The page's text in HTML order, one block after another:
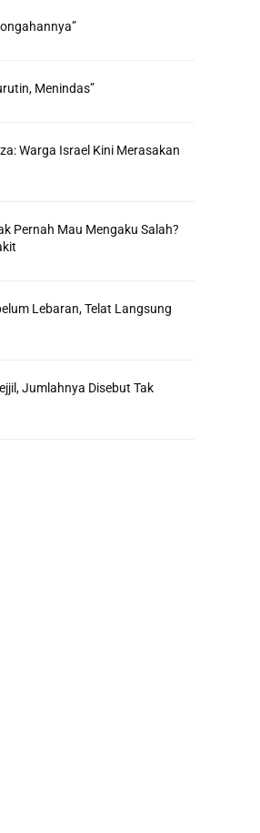
Menindas”
Warga Israel Kini Merasakan
Pernah Mau Mengaku Salah?
Lebaran, Telat Langsung
Jumlahnya Disebut Tak